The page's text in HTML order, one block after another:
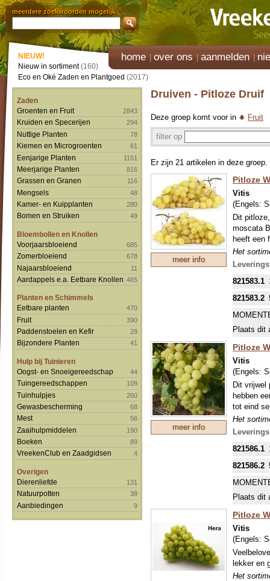
meerdere zoekwoorden mogelijk
home over ons aanmelden
NIEUW!
Nieuw in sortiment(160)
Eco en Oké Zaden en Plantgoed (2017)
Zaden
Groenten en Fruit
2843
Kruiden en Specerijen 294
Nuttige Planten 78
Kiemen en Microgroenten 61
Eenjarige Planten 1151
Meerjarige Planten 816
Grassen en Granen 116
Mengsels 48
Kamer- en Kuipplanten 280
Bomen en Struiken 49
Bloembollen en Knollen
Voorjaarsbloeiend
685
Zomerbloeiend 678
Najaarsbloeiend 11
Aardappels e.a. Eetbare Knollen 465
Planten en Schimmels
Eetbare planten
470
Fruit 390
Paddenstoelen en Kefir 28
Bijzondere Planten 41
Hulp bij Tuinieren
Oogst- en Snoeigereedschap
44
Tuingereedschappen 109
Tuinhulpjes 260
Gewasbescherming 68
Mest 56
Zaaihulpmiddelen 190
Boeken 89
VreekenClub en Zaadgidsen 4
Overigen
Dierenliefde
131
Natuurpotten 38
Aanbiedingen 9
Druiven - Pitloze Druif
Deze groep komt voor in Fruit
filter op
Er zijn 21 artikelen in deze groep.
meer info
Pitloze
Vitis
(Engels:
Dit
moscata
heeft een
Het
druiven
vormen.
tegen
821583.1
821583.2
Plaats dit
meer info
Pitloze
Vitis
(Engels:
Dit vrijwel
hebben
tot eind
Het
druiven
vormen.
tegen
821586.1
821586.2
Plaats dit
Pitloze
Vitis
(Engels:
lekker en
Het